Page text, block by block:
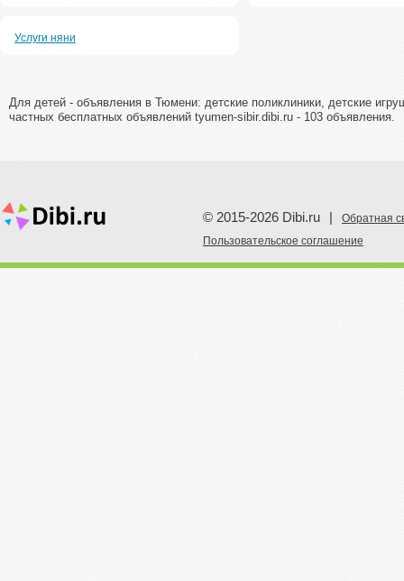
Услуги няни
Для детей - объявления в Тюмени: детские поликлиники, детские
частных бесплатных объявлений tyumen-sibir.dibi.ru - 103 объявления.
© 2015-2026 Dibi.ru
Обратная
Пoльзовательское соглашение